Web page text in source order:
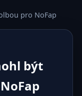
pro NoFap
být